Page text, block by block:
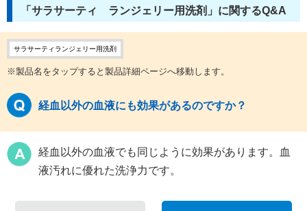
「サラサーティ ランジェリー用洗剤」に関するQ&A
サラサーティランジェリー用洗剤
※製品名をタップすると製品詳細ページへ移動します。
経血以外の血液にも効果があるのですか？
経血以外の血液でも同じように効果があります。血
液汚れに優れた洗浄力です。